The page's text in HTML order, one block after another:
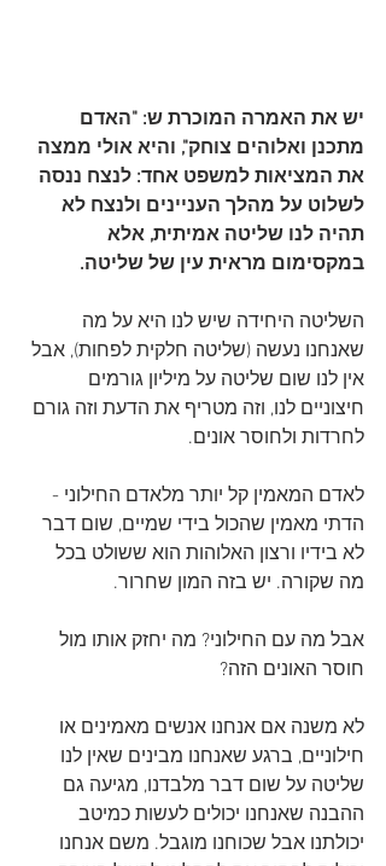
יש את האמרה המוכרת ש: "האדם
מתכנן ואלוהים צוחק", והיא אולי ממצה
את המציאות למשפט אחד: לנצח ננסה
לשלוט על מהלך העניינים ולנצח לא
תהיה לנו שליטה אמיתית, אלא
במקסימום מראית עין של שליטה.
השליטה היחידה שיש לנו היא על מה
שאנחנו נעשה (שליטה חלקית לפחות), אבל
אין לנו שום שליטה על מיליון גורמים
חיצוניים לנו, וזה מטריף את הדעת וזה גורם
לחרדות ולחוסר אונים.
לאדם המאמין קל יותר מלאדם החילוני -
הדתי מאמין שהכול בידי שמיים, שום דבר
לא בידיו ורצון האלוהות הוא ששולט בכל
מה שקורה. יש בזה המון שחרור.
אבל מה עם החילוני? מה יחזק אותו מול
חוסר האונים הזה?
לא משנה אם אנחנו אנשים מאמינים או
חילוניים, ברגע שאנחנו מבינים שאין לנו
שליטה על שום דבר מלבדנו, מגיעה גם
ההבנה שאנחנו יכולים לעשות כמיטב
יכולתנו אבל שכוחנו מוגבל. משם אנחנו